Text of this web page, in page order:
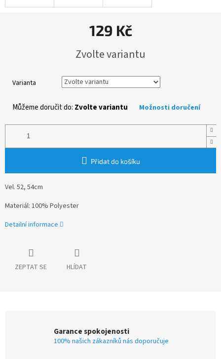
129 Kč
cena:
Zvolte variantu
Varianta
Můžeme doručit do: Zvolte variantu Možnosti doručení
Přidat do košíku
Vel. 52, 54cm
Materiál: 100% Polyester
Detailní informace
ZEPTAT SE HLÍDAT
Garance spokojenosti
100% našich zákazníků nás doporučuje